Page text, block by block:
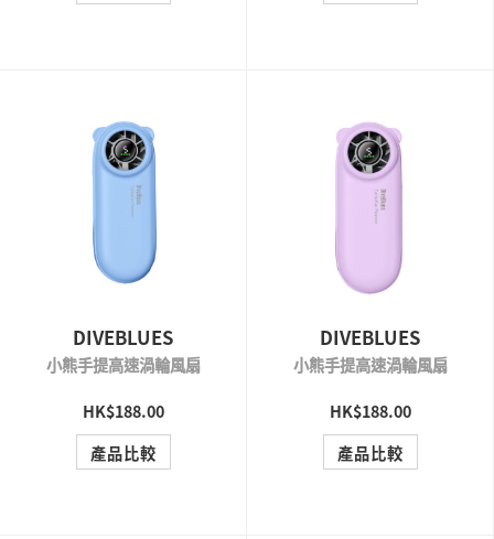
QUICK VIEW
DIVEBLUES
小熊手提高速渦輪風扇
HK$188.00
產品比較
QUICK VIEW
DIVEBLUES
小熊手提高速渦輪風扇
HK$188.00
產品比較